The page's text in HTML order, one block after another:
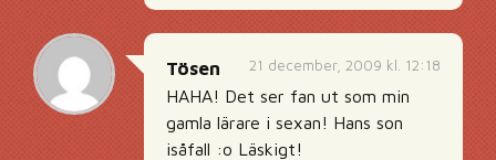
21 december, 2009 kl. 12:18
Tösen
HAHA! Det ser fan ut som min
gamla lärare i sexan! Hans son
isåfall :o Läskigt!